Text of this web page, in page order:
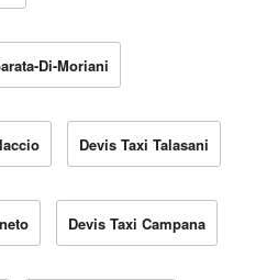
Di-Moriani
Devis Taxi Talasani
Devis Taxi Campana